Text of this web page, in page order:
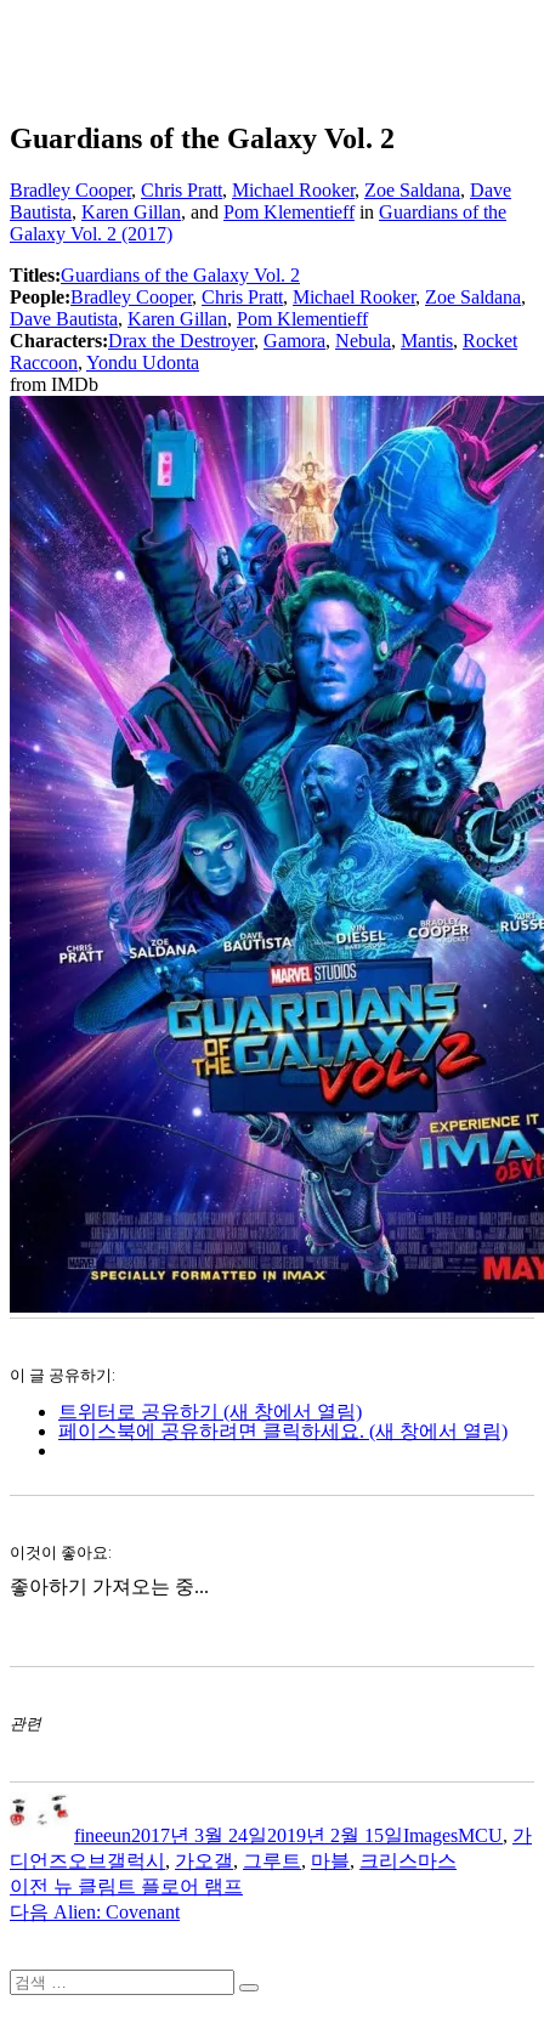
Guardians of the Galaxy Vol. 2
Bradley Cooper, Chris Pratt, Michael Rooker, Zoe Saldana, Dave
Bautista, Karen Gillan, and Pom Klementieffin Guardians of the
Galaxy Vol. 2 (2017)
Titles:Guardians of the Galaxy Vol. 2
People:Bradley Cooper, Chris Pratt, Michael Rooker, Zoe Saldana,
Dave Bautista, Karen Gillan, Pom Klementieff
Characters:Drax the Destroyer, Gamora, Nebula, Mantis, Rocket
Raccoon, Yondu Udonta
from IMDb
이 글 공유하기:
트위터로 공유하기 (새 창에서 열림)
페이스북에 공유하려면 클릭하세요. (새 창에서 열림)
이것이 좋아요:
좋아하기 가져오는 중...
관련
이
fineeun일
자
2017년 3월 24일2019년 2월 15일고
리
ImagesMCU, 가
디언즈오브갤럭시 , 가오갤, 그루트, 마블, 크리스마스
글
내
비
이전 이
전
뉴 클림트 플로어 램프
다음 다
Alien: Covenant
검
검